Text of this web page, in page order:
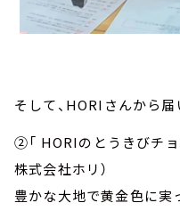
そして、HORIさんから
②「 HORIのとうきびチョ
株式会社ホリ）
豊かな大地で黄金色に実